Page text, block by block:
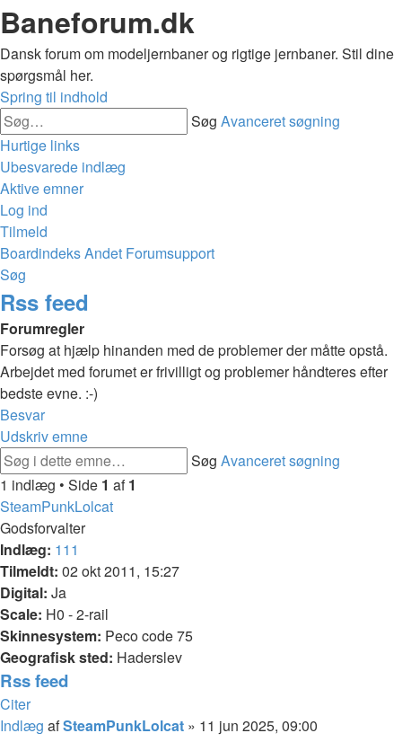
Baneforum.dk
Dansk forum om modeljernbaner og rigtige jernbaner. Stil dine
spørgsmål her.
Spring til indhold
Søg Avanceret søgning
Hurtige links
Ubesvarede indlæg
Aktive emner
Log ind
Tilmeld
BoardindeksAndet Forumsupport
Søg
Rss feed
Forumregler
Forsøg at hjælp hinanden med de problemer der måtte opstå.
Arbejdet med forumet er frivilligt og problemer håndteres efter
bedste evne. :-)
Besvar
Udskriv emne
Søg Avanceret søgning
1 indlæg • Side 1 af1
SteamPunkLolcat
Godsforvalter
Indlæg: 111
Tilmeldt: 02 okt 2011, 15:27
Digital: Ja
Scale: H0 - 2-rail
Skinnesystem: Peco code 75
Geografisk sted: Haderslev
Rss feed
Citer
Indlæg afSteamPunkLolcat » 11 jun 2025, 09:00